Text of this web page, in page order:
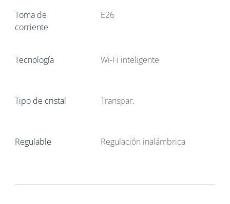
Toma de
corriente
E26
Tecnología Wi-Fi inteligente
Tipo de cristal Transpar.
Regulable Regulación inalámbrica